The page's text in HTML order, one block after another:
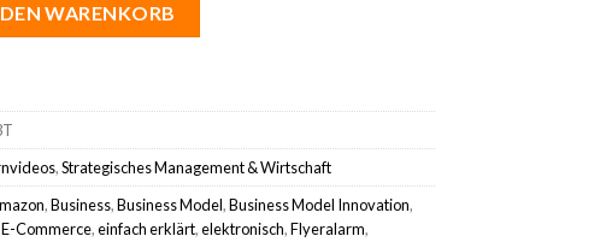
WARENKORB
,Strategisches Management & Wirtschaft
,Business,Business Model,Business Model Innovation,
E-Commerce,einfach erklärt,elektronisch,Flyeralarm,